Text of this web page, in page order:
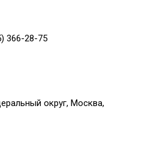
366-28-75
округ, Москва,